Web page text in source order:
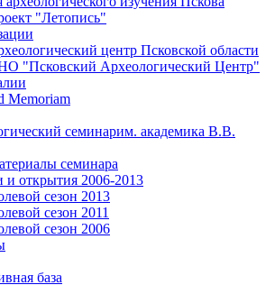
"Летопись"
центр Псковской области
"Псковский Археологический Центр"
Memoriam
семинарим. академика В.В.
семинара
и открытия 2006-2013
сезон 2013
сезон 2011
сезон 2006
база